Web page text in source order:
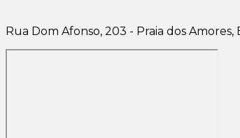
Rua Dom Afonso, 203 - Praia dos